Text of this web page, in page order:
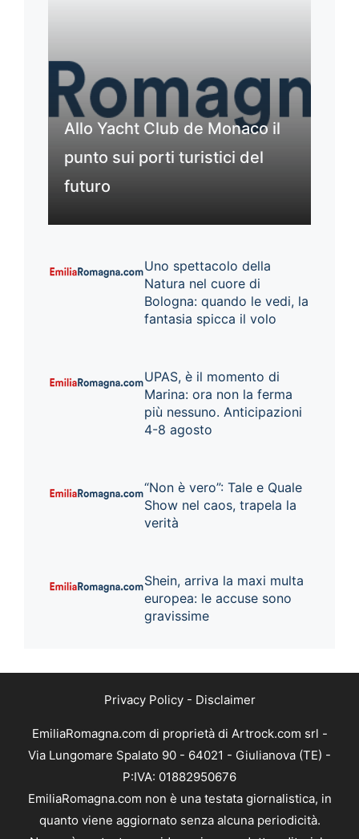
Allo Yacht Club de Monaco il
punto sui porti turistici del
futuro
Uno spettacolo della
Natura nel cuore di
Bologna: quando le vedi, la
fantasia spicca il volo
UPAS, è il momento di
Marina: ora non la ferma
più nessuno. Anticipazioni
4-8 agosto
“Non è vero”: Tale e Quale
Show nel caos, trapela la
verità
Shein, arriva la maxi multa
europea: le accuse sono
gravissime
Privacy Policy- Disclaimer
EmiliaRomagna.com di proprietà di Artrock.com srl -
Via Lungomare Spalato 90 - 64021 - Giulianova (TE) -
P:IVA: 01882950676
EmiliaRomagna.com non è una testata giornalistica, in
quanto viene aggiornato senza alcuna periodicità.